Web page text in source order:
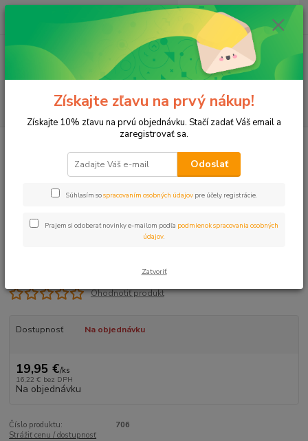
Menu
(Po-Pia, 8-17 hod.)
ks
za0 €
Ventil kovový 5/4" VNZ/VNZ
Ventil kovový 5/4" VNZ/VNZ
Ohodnotiť produkt
Dostupnosť Na objednávku
19,95 €/ks
16,22 € bez DPH
Na objednávku
Číslo produktu:
706
Strážiť cenu / dostupnosť
Získajte zľavu na prvý nákup!
Získajte 10% zľavu na prvú objednávku. Stačí zadať Váš email a
zaregistrovať sa.
Odoslať
Súhlasím sospracovaním osobných údajov pre účely registrácie.
Prajem si odoberať novinky e-mailom podľa podmienok spracovania osobných
údajov
Zatvoriť